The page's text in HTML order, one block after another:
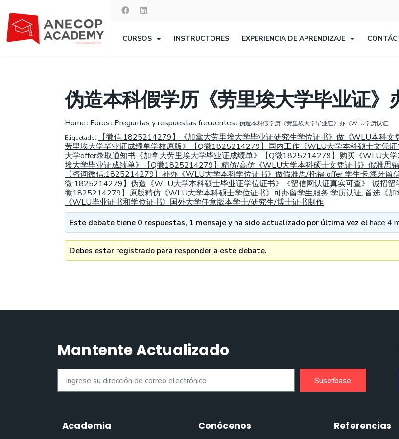
CURSOS INSTRUCTORES EXPERIENCIA DE APRENDIZAJE
伪造本科假学历《劳里埃大学毕业证》
Home › Foros › Preguntas y respuestas frecuentes › 伪造本科假学历《劳里埃大学毕业证》办《WLU学历认证
Etiquetado:
【微信:1825214279】《加拿大劳里埃大学毕业证研究生学位证书》做《WLU本科
劳里埃大学毕业证成绩单学校原版》【Q微1825214279】国内工作《WLU大学本科硕士文凭
大学offer录取通知书《加拿大劳里埃大学毕业证成绩单》【Q微1825214279】购买《WLU大
埃大学毕业证成绩单》【Q微1825214279】精仿/高仿《WLU大学本科硕士文凭证书》假雅思
【咨询微信:1825214279】补办《WLU大学本科学位证书》做假雅思/托福 offer 学生卡.海牙留
微:1825214279】伪造《WLU大学本科硕士毕业证学位证书》《留信网认证真实可查》
, 诚招留
微1825214279】原版精仿《WLU大学本科硕士学位证书》可办留学生服务 学历认证, 首选《加
《WLU毕业证书和学位证书》国外大学任意版本学士/研究生/博士证书制作
Este debate tiene 0 respuestas, 1 mensaje y ha sido actualizado por última vez elhace 4
Debes estar registrado para responder a este debate.
Mantente Actualizado
Suscríbase
Academia Conócenos Referencias